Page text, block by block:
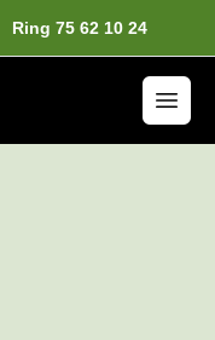
Ring 75 62 10 24